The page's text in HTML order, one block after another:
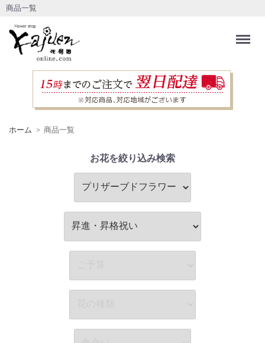
商品一覧
Menu
ホーム 商品一覧
お花を絞り込み検索